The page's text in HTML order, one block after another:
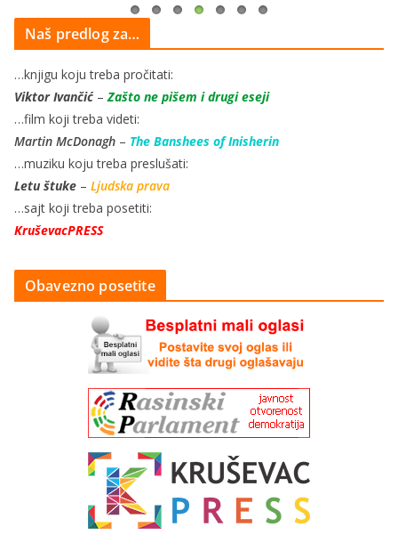
Naš predlog za…
…knjigu koju treba pročitati:
Viktor Ivančić–Zašto ne pišem i drugi eseji
…film koji treba videti:
Martin McDonagh – The Banshees of Inisherin
…muziku koju treba preslušati:
Letu štuke – Ljudska prava
…sajt koji treba posetiti:
KruševacPRESS
Obavezno posetite